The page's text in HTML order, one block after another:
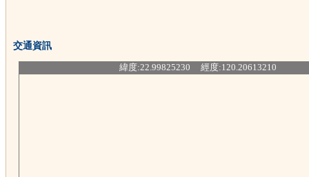
交通資訊
緯度:22.99825230 經度:120.20613210